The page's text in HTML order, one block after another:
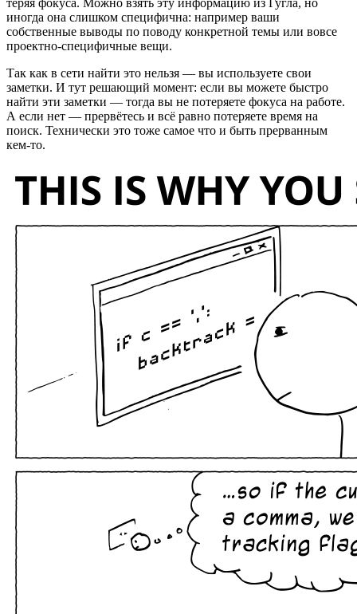
теряя фокуса. Можно взять эту информацию из Гугла, но
иногда она слишком специфична: например ваши
собственные выводы по поводу конкретной темы или вовсе
проектно-специфичные вещи.
Так как в сети найти это нельзя — вы используете свои
заметки. И тут решающий момент: если вы можете быстро
найти эти заметки — тогда вы не потеряете фокуса на работе.
А если нет — прервётесь и всё равно потеряете время на
поиск. Технически это тоже самое что и быть прерванным
кем-то.